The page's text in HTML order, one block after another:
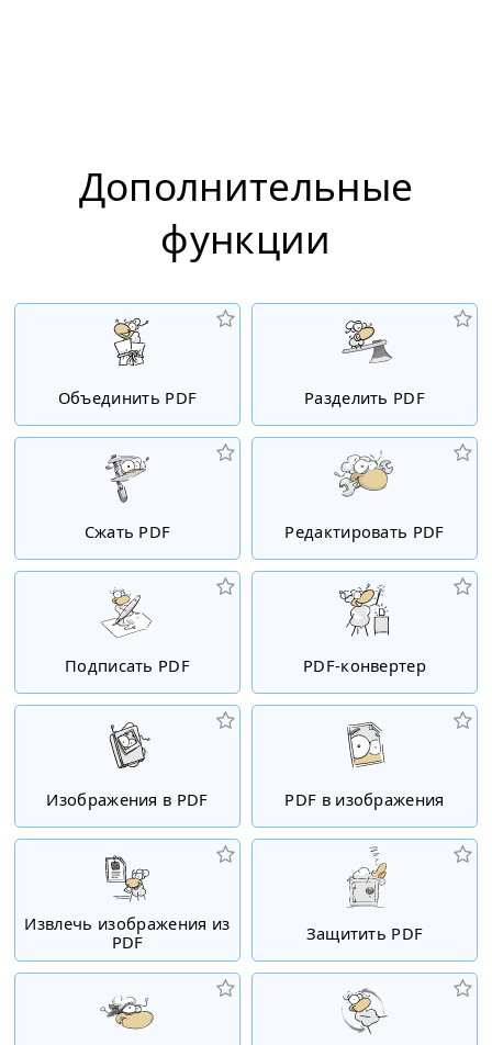
Дополнительные
функции
Объединить PDF Разделить PDF
Сжать PDF Редактировать PDF
Подписать PDF PDF-конвертер
Изображения в PDF PDF в изображения
Извлечь изображения из
PDF
Защитить PDF